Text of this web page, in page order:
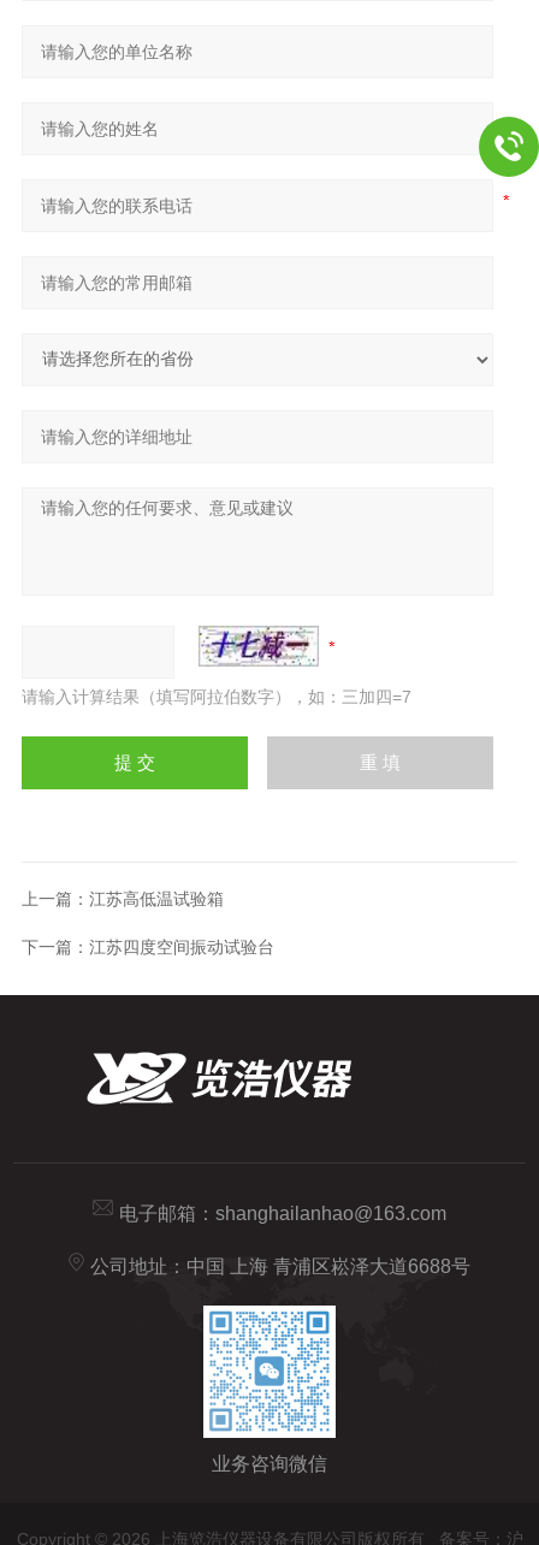
请输入计算结果（填写阿拉伯数字），如：三加四=7
上一篇： 江苏高低温试验箱
下一篇： 江苏四度空间振动试验台
电子邮箱： shanghailanhao@163.com
公司地址：中国 上海 青浦区崧泽大道6688号
业务咨询微信
Copyright © 2026 上海览浩仪器设备有限公司版权所有 备案号：沪